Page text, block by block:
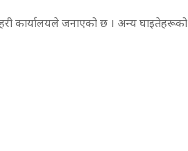
कार्यालयले जनाएको छ । अन्य घाइतेहरूको